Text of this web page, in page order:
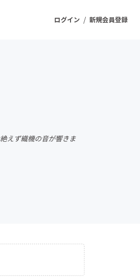
ログイン / 新規会員登録
ョン
えず織機の音が響きま